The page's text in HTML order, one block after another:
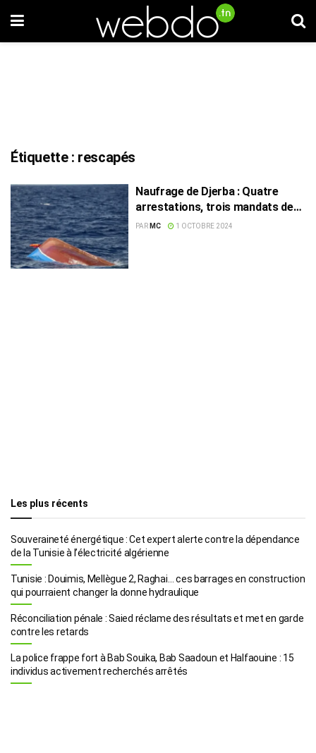
Étiquette : rescapés
Naufrage de Djerba : Quatre
arrestations, trois mandats de
dépôt
PAR MC 1 OCTOBRE 2024
Les plus récents
Souveraineté énergétique : Cet expert alerte contre la dépendance
de la Tunisie à l’électricité algérienne
Tunisie : Douimis, Mellègue 2, Raghai… ces barrages en construction
qui pourraient changer la donne hydraulique
Réconciliation pénale : Saied réclame des résultats et met en garde
contre les retards
La police frappe fort à Bab Souika, Bab Saadoun et Halfaouine : 15
individus activement recherchés arrêtés